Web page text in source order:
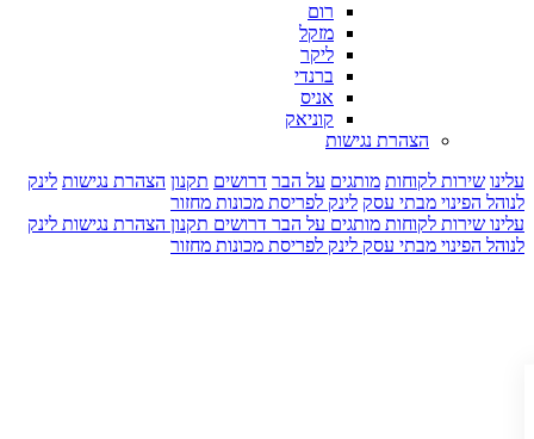
רום
מזקל
ליקר
ברנדי
אניס
קוניאק
הצהרת נגישות
עלינו שירות לקוחות מותגים על הבר דרושים תקנון הצהרת נגישות לינק
לנוהל הפינוי מבתי עסק לינק לפריסת מכונות מחזור
עלינו שירות לקוחות מותגים על הבר דרושים תקנון הצהרת נגישות לינק
לנוהל הפינוי מבתי עסק לינק לפריסת מכונות מחזור